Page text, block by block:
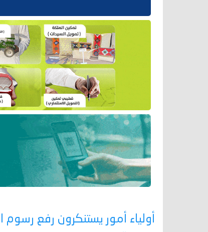
أولياء أمور يستنكرون رفع